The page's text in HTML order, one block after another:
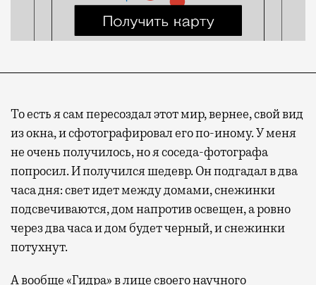
То есть я сам пересоздал этот мир, вернее, свой вид
из окна, и сфотографировал его по-иному. У меня
не очень получилось, но я соседа-фотографа
попросил. И получился шедевр. Он подгадал в два
часа дня: свет идет между домами, снежинки
подсвечиваются, дом напротив освещен, а ровно
через два часа и дом будет черный, и снежинки
потухнут.
А вообще «Гидра» в лице своего научного